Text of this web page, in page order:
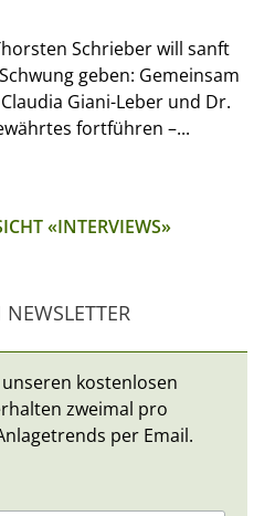
Schrieber will sanft
geben: Gemeinsam
Giani-Leber und Dr.
fortführen –...
«INTERVIEWS»
NEWSLETTER
kostenlosen
zweimal pro
per Email.